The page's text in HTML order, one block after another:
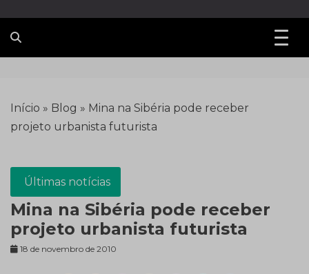
Minérios &
Minerales
Início » Blog » Mina na Sibéria pode receber
projeto urbanista futurista
Últimas notícias
Mina na Sibéria pode receber
projeto urbanista futurista
18 de novembro de 2010